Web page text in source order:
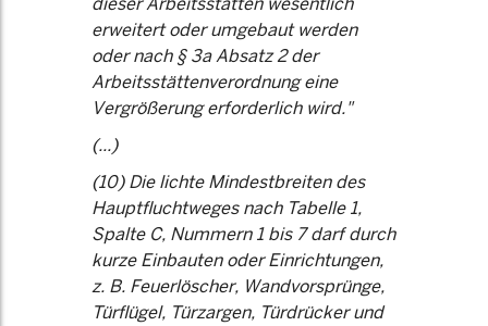
erweitert oder umgebaut werden
oder nach § 3a Absatz 2 der
Arbeitsstättenverordnung eine
Vergrößerung erforderlich wird."
(...)
(10) Die lichte Mindestbreiten des
Hauptfluchtweges nach Tabelle 1,
Spalte C, Nummern 1 bis 7 darf durch
kurze Einbauten oder Einrichtungen,
z. B. Feuerlöscher, Wandvorsprünge,
Türflügel, Türzargen, Türdrücker und